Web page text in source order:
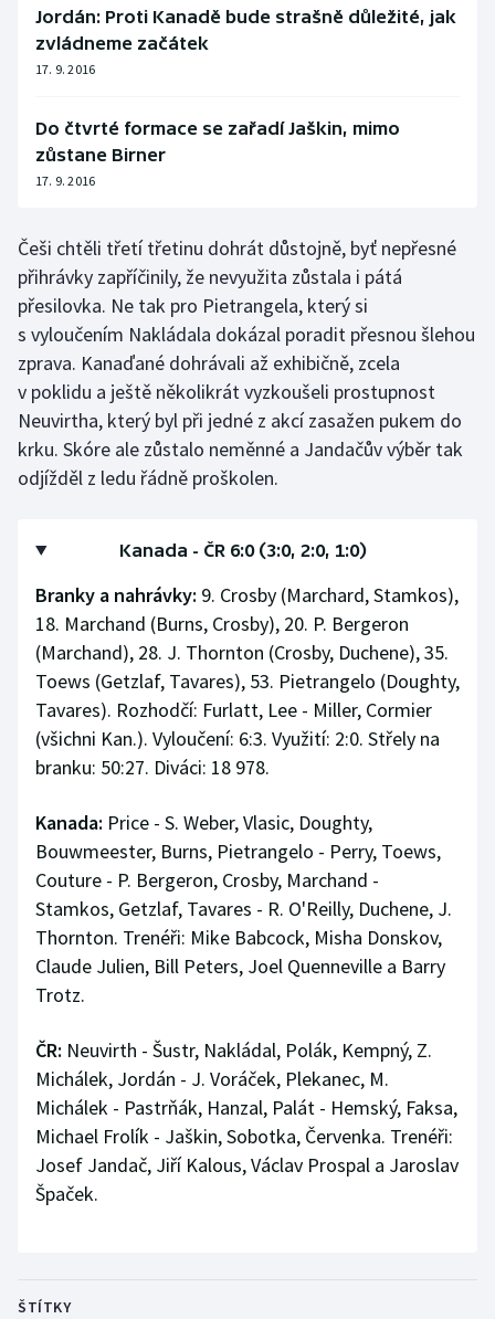
Jordán: Proti Kanadě bude strašně důležité, jak
zvládneme začátek
17. 9. 2016
Do čtvrté formace se zařadí Jaškin, mimo
zůstane Birner
17. 9. 2016
Češi chtěli třetí třetinu dohrát důstojně, byť nepřesné
přihrávky zapříčinily, že nevyužita zůstala i pátá
přesilovka. Ne tak pro Pietrangela, který si
s vyloučením Nakládala dokázal poradit přesnou šlehou
zprava. Kanaďané dohrávali až exhibičně, zcela
v poklidu a ještě několikrát vyzkoušeli prostupnost
Neuvirtha, který byl při jedné z akcí zasažen pukem do
krku. Skóre ale zůstalo neměnné a Jandačův výběr tak
odjížděl z ledu řádně proškolen.
Kanada - ČR 6:0 (3:0, 2:0, 1:0)
Branky a nahrávky: 9. Crosby (Marchard, Stamkos),
18. Marchand (Burns, Crosby), 20. P. Bergeron
(Marchand), 28. J. Thornton (Crosby, Duchene), 35.
Toews (Getzlaf, Tavares), 53. Pietrangelo (Doughty,
Tavares). Rozhodčí: Furlatt, Lee - Miller, Cormier
(všichni Kan.). Vyloučení: 6:3. Využití: 2:0. Střely na
branku: 50:27. Diváci: 18 978.
Kanada: Price - S. Weber, Vlasic, Doughty,
Bouwmeester, Burns, Pietrangelo - Perry, Toews,
Couture - P. Bergeron, Crosby, Marchand -
Stamkos, Getzlaf, Tavares - R. O'Reilly, Duchene, J.
Thornton. Trenéři: Mike Babcock, Misha Donskov,
Claude Julien, Bill Peters, Joel Quenneville a Barry
Trotz.
ČR: Neuvirth - Šustr, Nakládal, Polák, Kempný, Z.
Michálek, Jordán - J. Voráček, Plekanec, M.
Michálek - Pastrňák, Hanzal, Palát - Hemský, Faksa,
Michael Frolík - Jaškin, Sobotka, Červenka. Trenéři:
Josef Jandač, Jiří Kalous, Václav Prospal a Jaroslav
Špaček.
ŠTÍTKY